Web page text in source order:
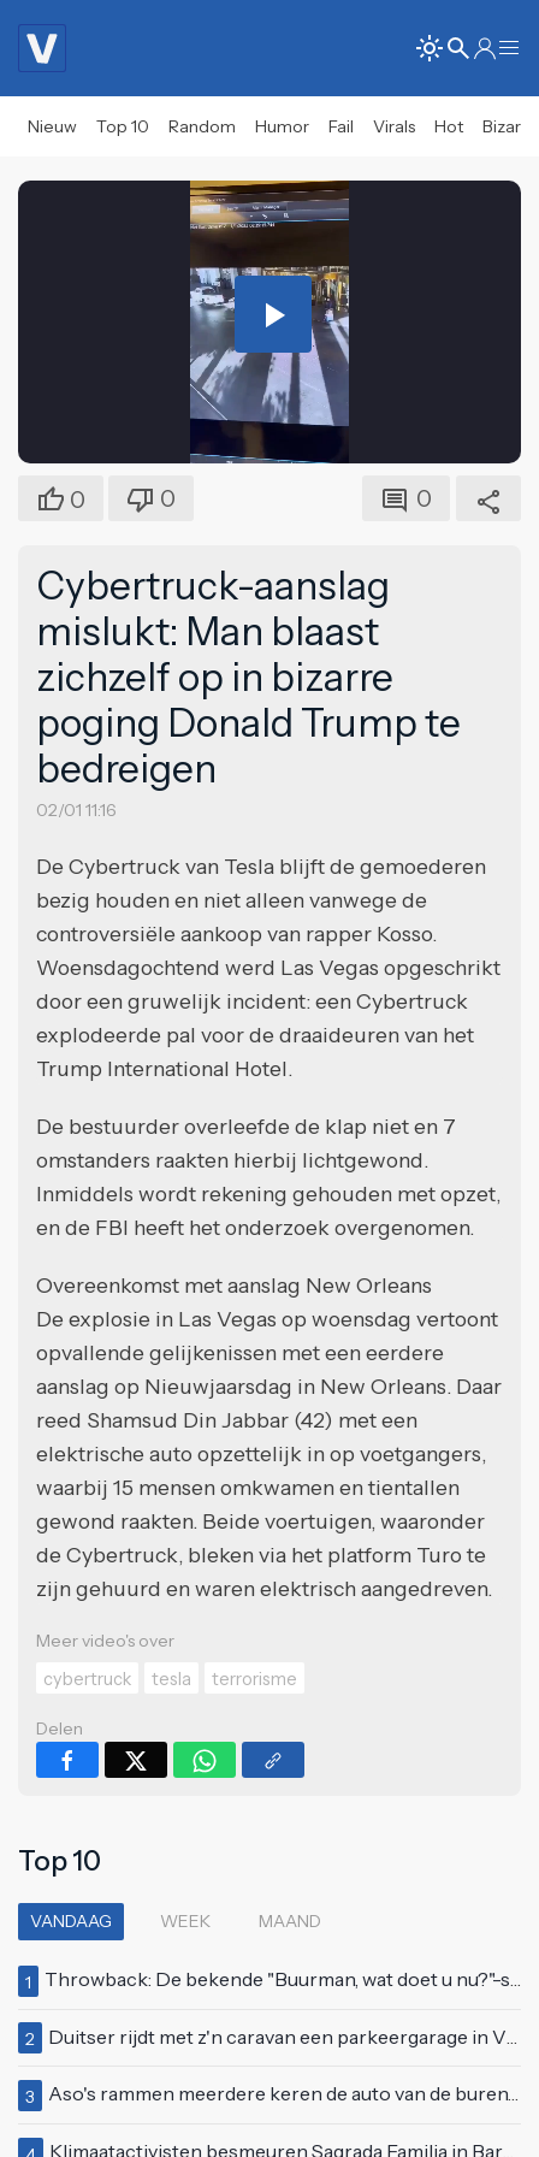
Nieuw Top 10 Random Humor Fail Virals Hot Bizar
Play
Video
0 0 0
Cybertruck-aanslag
mislukt: Man blaast
zichzelf op in bizarre
poging Donald Trump te
bedreigen
02/01 11:16
De Cybertruck van Tesla blijft de gemoederen
bezig houden en niet alleen vanwege de
controversiële aankoop van rapper Kosso.
Woensdagochtend werd Las Vegas opgeschrikt
door een gruwelijk incident: een Cybertruck
explodeerde pal voor de draaideuren van het
Trump International Hotel.
De bestuurder overleefde de klap niet en 7
omstanders raakten hierbij lichtgewond.
Inmiddels wordt rekening gehouden met opzet,
en de FBI heeft het onderzoek overgenomen.
Overeenkomst met aanslag New Orleans
De explosie in Las Vegas op woensdag vertoont
opvallende gelijkenissen met een eerdere
aanslag op Nieuwjaarsdag in New Orleans. Daar
reed Shamsud Din Jabbar (42) met een
elektrische auto opzettelijk in op voetgangers,
waarbij 15 mensen omkwamen en tientallen
gewond raakten. Beide voertuigen, waaronder
de Cybertruck, bleken via het platform Turo te
zijn gehuurd en waren elektrisch aangedreven.
Meer video's over
cybertruck
tesla terrorisme
Delen
Top 10
VANDAAG WEEK MAAND
1 Throwback: De bekende "Buurman, wat doet u nu?"-scène uit Flodder met Tatjana Šimić
2 Duitser rijdt met z'n caravan een parkeergarage in Vlissingen binnen
3 Aso's rammen meerdere keren de auto van de buren, maar doen alsof er niets gebeurd is
Klimaatactivisten besmeuren Sagrada Familia in Barcelona met lading verf